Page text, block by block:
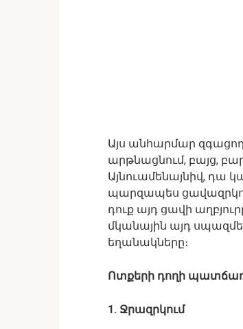
Այս անհարմար
արթնացնում, բայց,
Այնուամենայնիվ, դա
պարզապես
դուք այդ ցավի
մկանային այդ
եղանակները։
Ոտքերի դողի
1. Ջրազրկում